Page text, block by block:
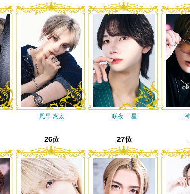
風早 爽太 咲夜 一星
26位 27位